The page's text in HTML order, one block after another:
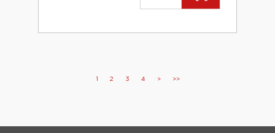
2 3 4 > >>